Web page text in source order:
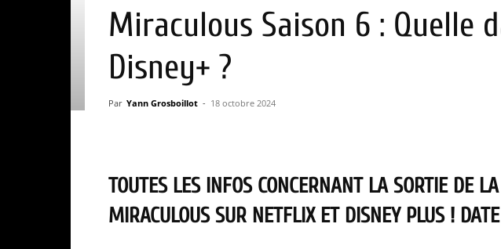
Miraculous Saison 6 : Quelle
Disney+ ?
Par Yann Grosboillot - 18 octobre 2024
TOUTES LES INFOS CONCERNANT LA SORTIE DE
MIRACULOUS SUR NETFLIX ET DISNEY PLUS !